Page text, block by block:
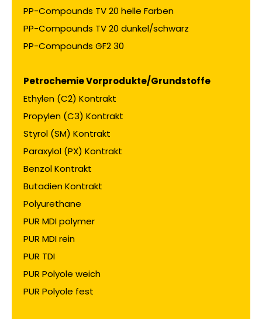
PP-Compounds TV 20 helle Farben
PP-Compounds TV 20 dunkel/schwarz
PP-Compounds GF2 30
Petrochemie Vorprodukte/Grundstoffe
Ethylen (C2) Kontrakt
Propylen (C3) Kontrakt
Styrol (SM) Kontrakt
Paraxylol (PX) Kontrakt
Benzol Kontrakt
Butadien Kontrakt
Polyurethane
PUR MDI polymer
PUR MDI rein
PUR TDI
PUR Polyole weich
PUR Polyole fest